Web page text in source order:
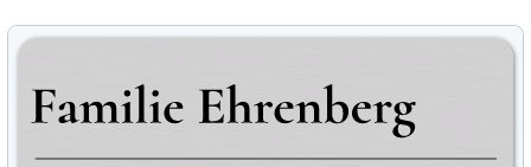
Kundenservice
Firma